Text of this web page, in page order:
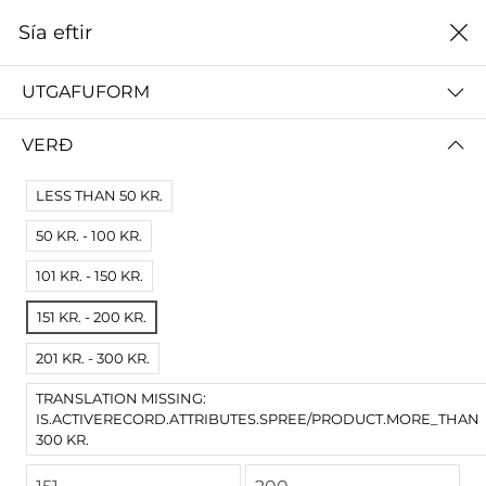
0
ALLT STOFNUN VIGDÍSAR FINNBOGADÓTTUR
Sía eftir
Engar niðurstöður
Engar vörur fundust fyrir þessa síðu.
Prófaðu víðari skilyrði.
Sía eftir
UTGAFUFORM
VERÐ
LESS THAN 50 KR.
50 KR. - 100 KR.
101 KR. - 150 KR.
151 KR. - 200 KR.
201 KR. - 300 KR.
TRANSLATION MISSING:
IS.ACTIVERECORD.ATTRIBUTES.SPREE/PRODUCT.MORE_THAN
300 KR.